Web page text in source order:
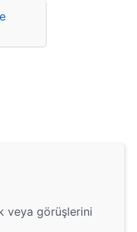
veya görüşlerini